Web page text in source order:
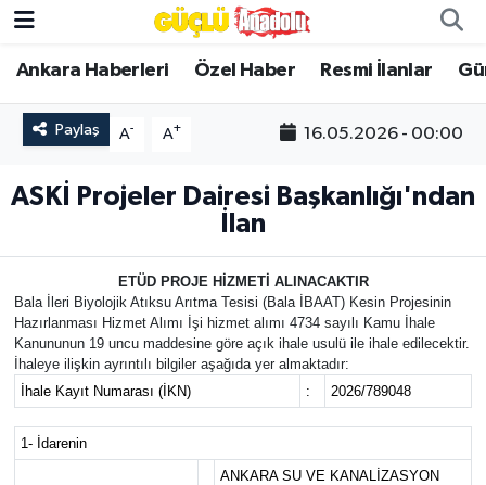
Ankara Haberleri Özel Haber Resmi İlanlar
Paylaş A- A+ 16.05.2026 - 00:00
ASKİ Projeler Dairesi Başkanlığı'ndan
İlan
ETÜD PROJE HİZMETİ ALINACAKTIR
Bala İleri Biyolojik Atıksu Arıtma Tesisi (Bala İBAAT) Kesin Projesinin
Hazırlanması Hizmet Alımı İşi hizmet alımı 4734 sayılı Kamu İhale
Kanununun 19 uncu maddesine göre açık ihale usulü ile ihale edilecektir.
İhaleye ilişkin ayrıntılı bilgiler aşağıda yer almaktadır:
İhale Kayıt Numarası (İKN)
: 2026/789048
1- İdarenin
ANKARA SU VE KANALİZASYON
Özel Haber
Ankara Haberleri
Resmi İlanlar
Gündem
Asayiş
Dünya